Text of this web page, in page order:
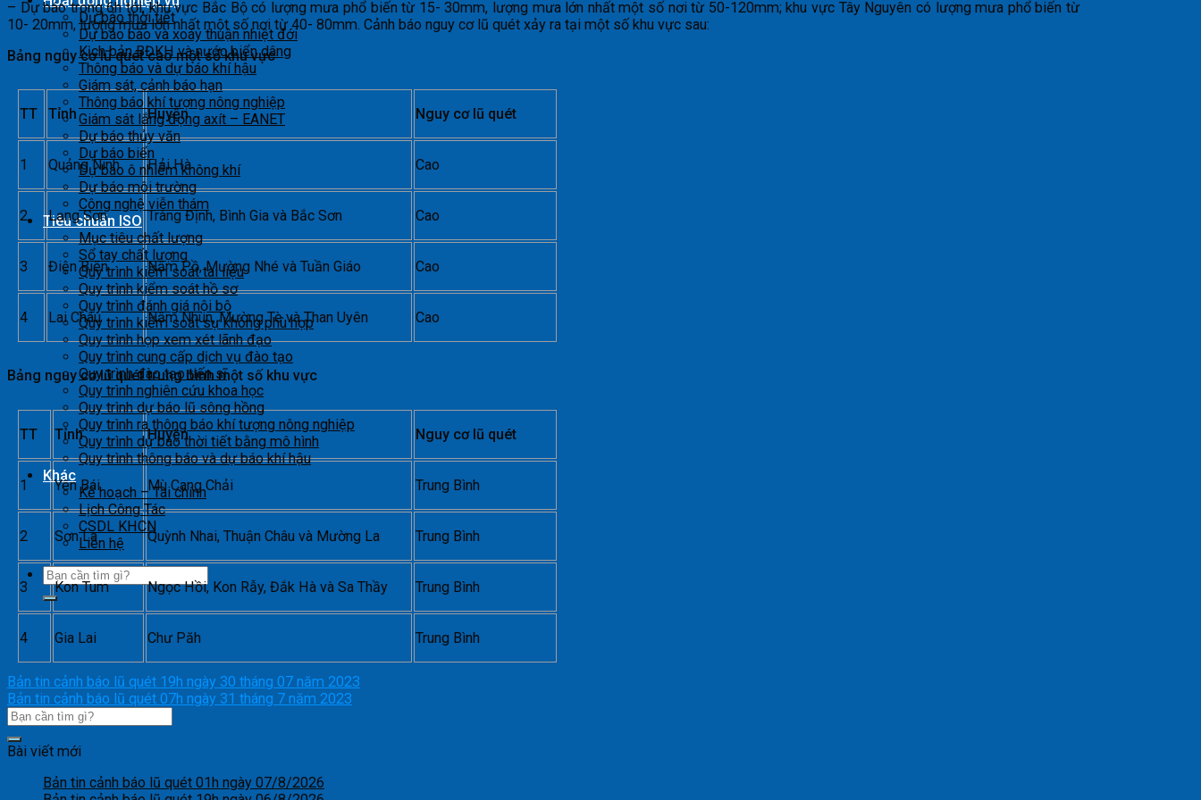
Dự báo thời tiết
Dự báo bão và xoáy thuận nhiệt đới
Kịch bản BĐKH và nước biển dâng
Thông báo và dự báo khí hậu
Giám sát, cảnh báo hạn
Thông báo khí tượng nông nghiệp
Giám sát lắng đọng axít – EANET
Dự báo thủy văn
Dự báo biển
Dự báo ô nhiễm không khí
Dự báo môi trường
Công nghệ viễn thám
Tiêu chuẩn ISO
Mục tiêu chất lượng
Sổ tay chất lượng
Quy trình kiểm soát tài liệu
Quy trình kiểm soát hồ sơ
Quy trình đánh giá nội bộ
Quy trình kiểm soát sự không phù hợp
Quy trình họp xem xét lãnh đạo
Quy trình cung cấp dịch vụ đào tạo
Quy trình đào tạo tiến sĩ
Quy trình nghiên cứu khoa học
Quy trình dự báo lũ sông hồng
Quy trình ra thông báo khí tượng nông nghiệp
Quy trình dự báo thời tiết bằng mô hình
Quy trình thông báo và dự báo khí hậu
Khác
Kế hoạch – Tài chính
Lịch Công Tác
CSDL KHCN
Liên hệ
– Dự báo trong 6h tới, khu vực Bắc Bộ có lượng mưa phổ biến từ 15- 30mm, lượng mưa lớn nhất một số nơi từ 50-120mm; khu vực Tây Nguyên có lượng mưa phổ biến từ
10- 20mm, lượng mưa lớn nhất một số nơi từ 40- 80mm. Cảnh báo nguy cơ lũ quét xảy ra tại một số khu vực sau:
Bảng nguy cơ lũ quét cao một số khu vực
TT Tỉnh Huyện Nguy cơ lũ quét
1 Quảng Ninh Hải Hà Cao
2 Lạng Sơn Tràng Định, Bình Gia và Bắc Sơn Cao
3 Điện Biên Nậm Pồ, Mường Nhé và Tuần Giáo Cao
4 Lai Châu Nậm Nhùn, Mường Tè và Than Uyên Cao
Bảng nguy cơ lũ quét trung bình một số khu vực
TT Tỉnh Huyện Nguy cơ lũ quét
1 Yên Bái Mù Cang Chải Trung Bình
2 Sơn La Quỳnh Nhai, Thuận Châu và Mường La Trung Bình
3 Kon Tum Ngọc Hồi, Kon Rẫy, Đắk Hà và Sa Thầy Trung Bình
4 Gia Lai Chư Păh Trung Bình
Bản tin cảnh báo lũ quét 19h ngày 30 tháng 07 năm 2023
Bản tin cảnh báo lũ quét 07h ngày 31 tháng 7 năm 2023
Bài viết mới
Bản tin cảnh báo lũ quét 01h ngày 07/8/2026